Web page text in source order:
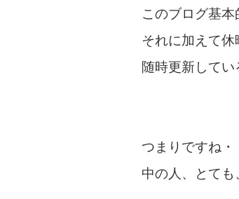
このブログ基本
それに加えて
随時更新してい
つまりですね・
中の人、とても